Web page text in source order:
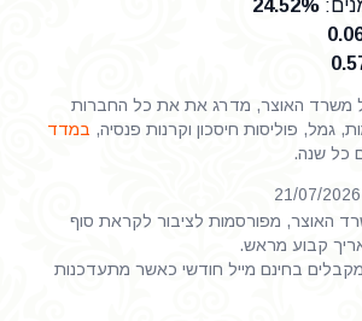
:
24.52%
משרד האוצר, מדרג את את כל החברות
גמל, פוליסות חיסכון וקרנות פנסיה, במדד
כל שנה.
האוצר, מפורסמות לציבור לקראת סוף
קבוע מראש.
מקבלים בחינם מייל חודשי כאשר מתעדכנות